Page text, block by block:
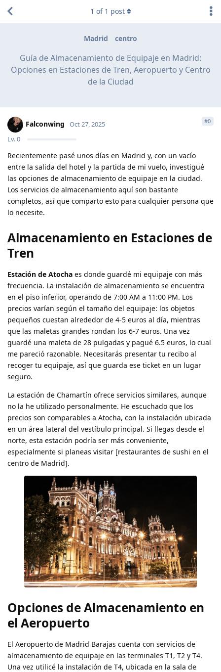
Madrid centro
Guía de Almacenamiento de Equipaje en Madrid:
Opciones en Estaciones de Tren, Aeropuerto y Centro
de la Ciudad
1 of 1 post
Falconwing
Lv.0
Oct 27, 2025 #0
Recientemente pasé unos días en Madrid y, con un vacío
entre la salida del hotel y la partida de mi vuelo, investigué
las opciones de almacenamiento de equipaje en la ciudad.
Los servicios de almacenamiento aquí son bastante
completos, así que comparto esto para cualquier persona que
lo necesite.
Almacenamiento en Estaciones de
Tren
Estación de Atocha es donde guardé mi equipaje con más
frecuencia. La instalación de almacenamiento se encuentra
en el piso inferior, operando de 7:00 AM a 11:00 PM. Los
precios varían según el tamaño del equipaje: los objetos
pequeños cuestan alrededor de 4-5 euros al día, mientras
que las maletas grandes rondan los 6-7 euros. Una vez
guardé una maleta de 28 pulgadas y pagué 6.5 euros, lo cual
me pareció razonable. Necesitarás presentar tu recibo al
recoger tu equipaje, así que guarda ese ticket en un lugar
seguro.
La estación de Chamartín ofrece servicios similares, aunque
no la he utilizado personalmente. He escuchado que los
precios son comparables a Atocha, con la instalación ubicada
en un área lateral del vestíbulo principal. Si llegas desde el
norte, esta estación podría ser más conveniente,
especialmente si planeas visitar [restaurantes de sushi en el
centro de Madrid].
Opciones de Almacenamiento en
el Aeropuerto
El Aeropuerto de Madrid Barajas cuenta con servicios de
almacenamiento de equipaje en las terminales T1, T2 y T4.
Una vez utilicé la instalación de T4, ubicada en la sala de